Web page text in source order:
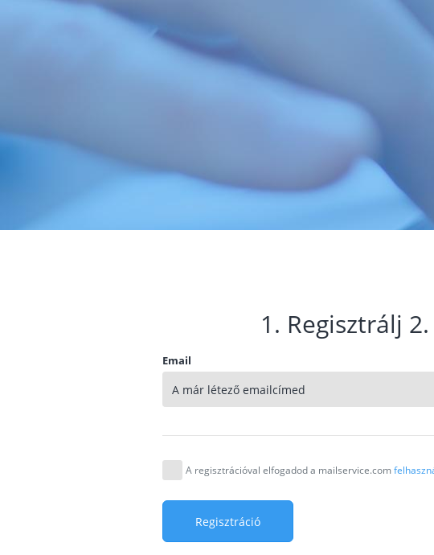
1. Regisztrálj
Email
A regisztrációval elfogadod a mailservice.com
Regisztráció